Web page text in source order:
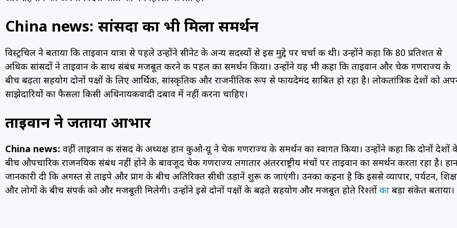
China news: सांसदों का भी मिला समर्थन
विस्ट्रचिल ने बताया कि ताइवान यात्रा से पहले उन्होंने सीनेट के अन्य सदस्यों से इस मुद्दे पर चर्चा की थी। उन्होंने कहा कि 80 प्रतिशत से
अधिक सांसदों ने ताइवान के साथ संबंध मजबूत करने की पहल का समर्थन किया। उन्होंने यह भी कहा कि ताइवान और चेक गणराज्य के
बीच बढ़ता सहयोग दोनों पक्षों के लिए आर्थिक, सांस्कृतिक और राजनीतिक रूप से फायदेमंद साबित हो रहा है। लोकतांत्रिक देशों को
साझेदारियों का फैसला किसी अधिनायकवादी दबाव में नहीं करना चाहिए।
ताइवान ने जताया आभार
China news: वहीं ताइवान की संसद के अध्यक्ष हान कुओ-यू ने चेक गणराज्य के समर्थन का स्वागत किया। उन्होंने कहा कि दोनों देशों
बीच औपचारिक राजनयिक संबंध नहीं होने के बावजूद चेक गणराज्य लगातार अंतरराष्ट्रीय मंचों पर ताइवान का समर्थन करता रहा है।
जानकारी दी कि अगस्त से ताइपे और प्राग के बीच अतिरिक्त सीधी उड़ानें शुरू की जाएंगी। उनका कहना है कि इससे व्यापार, पर्यटन,
और लोगों के बीच संपर्क को और मजबूती मिलेगी। उन्होंने इसे दोनों पक्षों के बढ़ते सहयोग और मजबूत होते रिश्तों का बड़ा संकेत बताया।